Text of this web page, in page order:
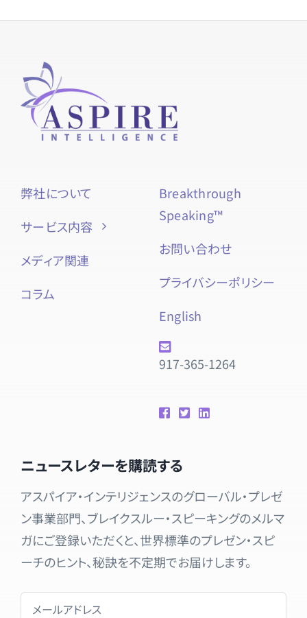
弊社について
サービス内容
メディア関連
コラム
Breakthrough
Speaking™
お問い合わせ
プライバシーポリシー
English
917-365-1264
ニュースレターを購読する
アスパイア・インテリジェンスのグローバル・プレゼ
ン事業部門、ブレイクスルー・スピーキングのメルマ
ガにご登録いただくと、世界標準のプレゼン・スピ
ーチのヒント、秘訣を不定期でお届けします。